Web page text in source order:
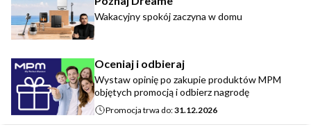
Wakacyjny spokój zaczyna w domu
Oceniaj i odbieraj
Wystaw opinię po zakupie produktów MPM
objętych promocją i odbierz nagrodę
Promocja trwa do:31.12.2026